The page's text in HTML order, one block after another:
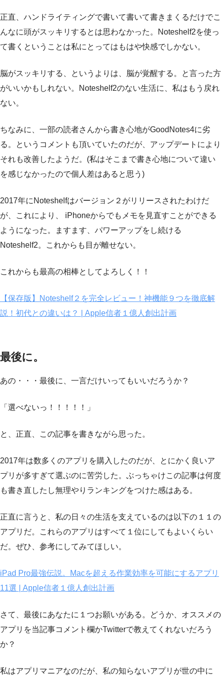
正直、ハンドライティングで書いて書いて書きまくるだけでこ
んなに頭がスッキリするとは思わなかった。Noteshelf2を使っ
て書くということは私にとってはもはや快感でしかない。
脳がスッキリする、というよりは、脳が覚醒する。と言った方
がいいかもしれない。Noteshelf2のない生活に、私はもう戻れ
ない。
ちなみに、一部の読者さんから書き心地がGoodNotes4に劣
る。というコメントも頂いていたのだが、アップデートにより
それも改善したようだ。(私はそこまで書き心地について違い
を感じなかったので個人差はあると思う)
2017年にNoteshelfはバージョン２がリリースされたわけだ
が、これにより、 iPhoneからでもメモを見直すことができる
ようになった。ますます、パワーアップをし続ける
Noteshelf2。これからも目が離せない。
これからも最高の相棒としてよろしく！！
【保存版】Noteshelf２を完全レビュー！神機能９つを徹底解
説！初代との違いは？ | Apple信者１億人創出計画
最後に。
あの・・・最後に、一言だけいってもいいだろうか？
「選べないっ！！！！！」
と、正直、この記事を書きながら思った。
2017年は数多くのアプリを購入したのだが、とにかく良いア
プリが多すぎて選ぶのに苦労した。ぶっちゃけこの記事は何度
も書き直したし無理やりランキングをつけた感はある。
正直に言うと、私の日々の生活を支えているのは以下の１１の
アプリだ。これらのアプリはすべて１位にしてもよいくらい
だ。ぜひ、参考にしてみてほしい。
iPad Pro最強伝説。Macを超える作業効率を可能にするアプリ
11選 | Apple信者１億人創出計画
さて、最後にあなたに１つお願いがある。どうか、オススメの
アプリを当記事コメント欄かTwitterで教えてくれないだろう
か？
私はアプリマニアなのだが、私の知らないアプリが世の中に